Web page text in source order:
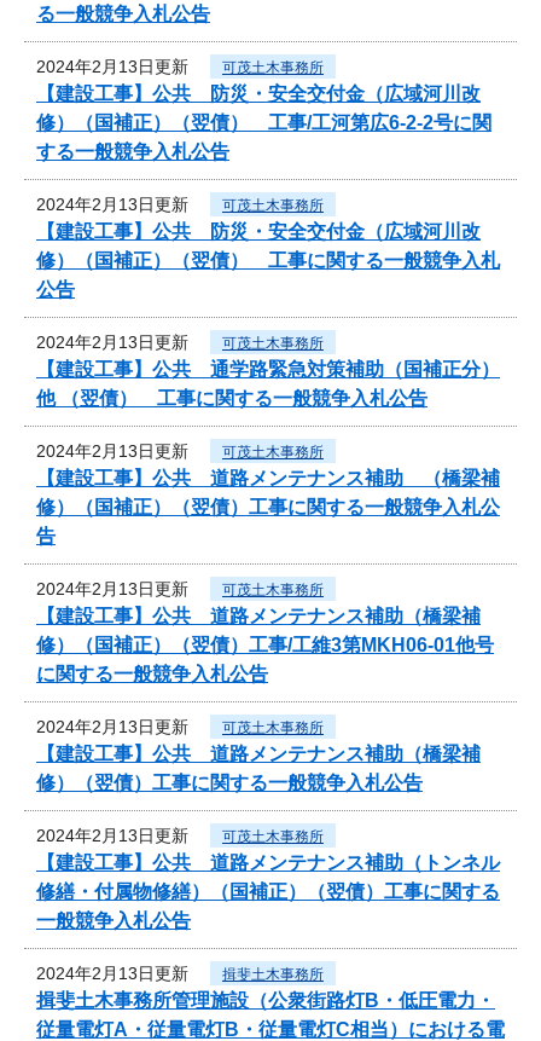
る一般競争入札公告
2024年2月13日更新 可茂土木事務所
【建設工事】公共 防災・安全交付金（広域河川改
修）（国補正）（翌債） 工事/工河第広6-2-2号に関
する一般競争入札公告
2024年2月13日更新 可茂土木事務所
【建設工事】公共 防災・安全交付金（広域河川改
修）（国補正）（翌債） 工事に関する一般競争入札
公告
2024年2月13日更新 可茂土木事務所
【建設工事】公共 通学路緊急対策補助（国補正分）
他 （翌債） 工事に関する一般競争入札公告
2024年2月13日更新 可茂土木事務所
【建設工事】公共 道路メンテナンス補助 （橋梁補
修）（国補正）（翌債）工事に関する一般競争入札公
告
2024年2月13日更新 可茂土木事務所
【建設工事】公共 道路メンテナンス補助（橋梁補
修）（国補正）（翌債）工事/工維3第MKH06-01他号
に関する一般競争入札公告
2024年2月13日更新 可茂土木事務所
【建設工事】公共 道路メンテナンス補助（橋梁補
修）（翌債）工事に関する一般競争入札公告
2024年2月13日更新 可茂土木事務所
【建設工事】公共 道路メンテナンス補助（トンネル
修繕・付属物修繕）（国補正）（翌債）工事に関する
一般競争入札公告
2024年2月13日更新 揖斐土木事務所
揖斐土木事務所管理施設（公衆街路灯B・低圧電力・
従量電灯A・従量電灯B・従量電灯C相当）における電